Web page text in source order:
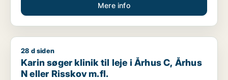
Mere info
Karin søger klinik til leje i Århus C, Århus N eller Risskov m.fl.
28 d siden
Karin søger klinik til leje i Århus C, Århus
N eller Risskov m.fl.